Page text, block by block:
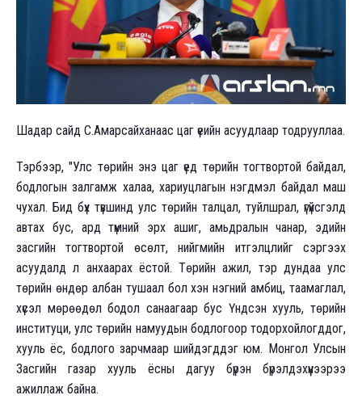
Шадар сайд С.Амарсайханаас цаг үеийн асуудлаар тодрууллаа.
Тэрбээр, "Улс төрийн энэ цаг үед төрийн тогтвортой байдал,
бодлогын залгамж халаа, хариуцлагын нэгдмэл байдал маш
чухал. Бид бүх түвшинд улс төрийн талцал, туйлшрал, үгүйсгэлд
автах бус, ард түмний эрх ашиг, амьдралын чанар, эдийн
засгийн тогтвортой өсөлт, нийгмийн итгэлцлийг сэргээх
асуудалд л анхаарах ёстой. Төрийн ажил, тэр дундаа улс
төрийн өндөр албан тушаал бол хэн нэгний амбиц, таамаглал,
хүсэл мөрөөдөл бодол санаагаар бус Үндсэн хууль, төрийн
институци, улс төрийн намуудын бодлогоор тодорхойлогддог,
хууль ёс, бодлого зарчмаар шийдэгддэг юм. Монгол Улсын
Засгийн газар хууль ёсны дагуу бүрэн бүрэлдэхүүнээрээ
ажиллаж байна.